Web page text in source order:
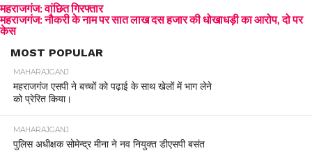
महराजगंज: वांछित गिरफ्तार
महराजगंज: नौकरी के नाम पर सात लाख दस हजार की धोखाधड़ी का आरोप, दो पर
केस
MOST POPULAR
MAHARAJGANJ
महराजगंज एसपी ने बच्चों को पढ़ाई के साथ खेलों में भाग लेने
को प्रेरित किया।
MAHARAJGANJ
पुलिस अधीक्षक सोमेन्द्र मीना ने नव नियुक्त डीएसपी बसंत